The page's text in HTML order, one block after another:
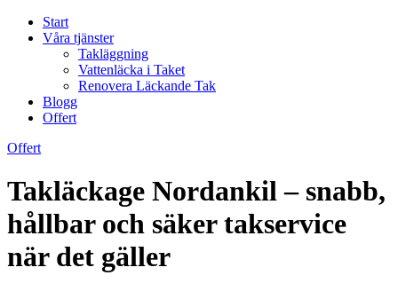
Start
Våra tjänster
Takläggning
Vattenläcka i Taket
Renovera Läckande Tak
Blogg
Offert
Offert
Takläckage Nordankil – snabb,
hållbar och säker takservice
när det gäller